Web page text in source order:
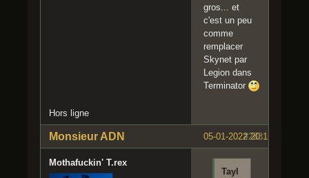
gros... et
c'est un peu
comme
remplacer
Skynet par
Legion dans
Terminator
Hors ligne
#283
05-01-2022 20:15:40
Monsieur ADN
Mothafuckin' T.rex
Tayl